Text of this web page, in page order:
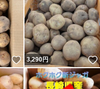
いいね！
3,290円